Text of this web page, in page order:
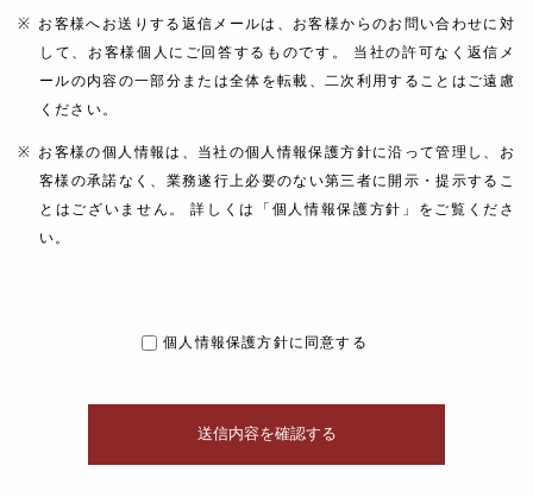
お客様へお送りする返信メールは、お客様からのお問い合わせに対
して、お客様個人にご回答するものです。 当社の許可なく返信メ
ールの内容の一部分または全体を転載、二次利用することはご遠慮
ください。
お客様の個人情報は、当社の個人情報保護方針に沿って管理し、お
客様の承諾なく、業務遂行上必要のない第三者に開示・提示するこ
とはございません。 詳しくは「個人情報保護方針」をご覧くださ
い。
個人情報保護方針に同意する